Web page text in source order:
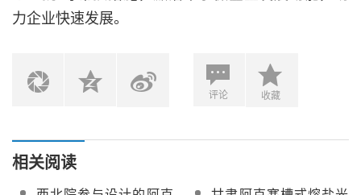
力企业快速发展。
评论 收藏
相关阅读